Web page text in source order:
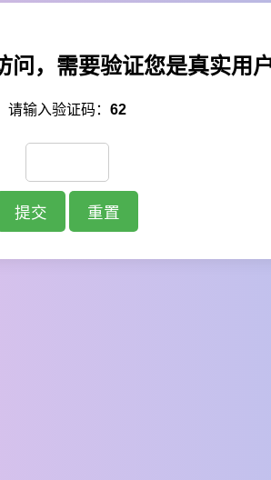
问，需要验证您是真实用
请输入验证码： 62
提交 重置